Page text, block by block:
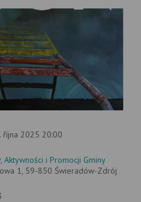
října 2025 20:00
Aktywności i Promocji Gminy
1, 59-850 Świeradów-Zdrój